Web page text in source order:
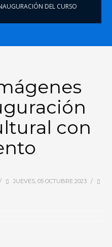
DEL CURSO
con
/ JUEVES, 05 OCTUBRE 2023 /